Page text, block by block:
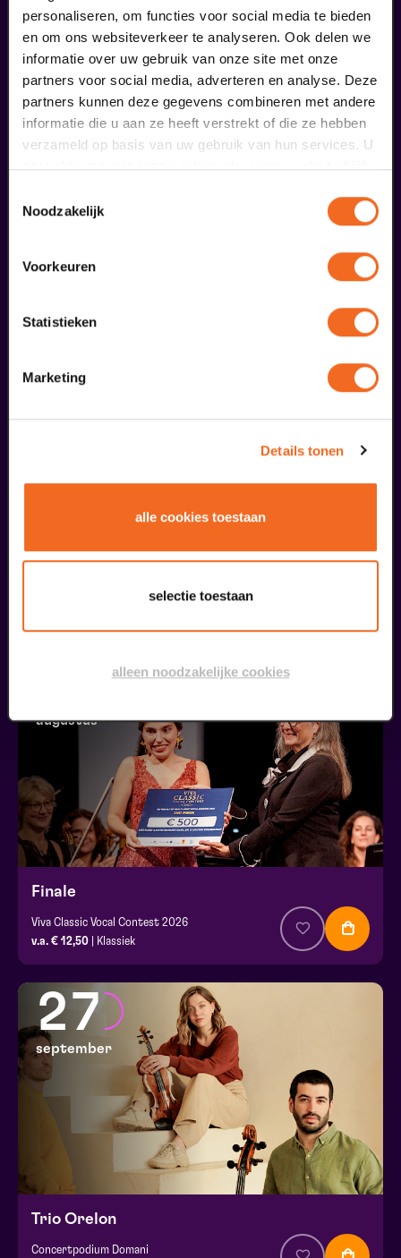
personaliseren, om functies voor social media te bieden
en om ons websiteverkeer te analyseren. Ook delen we
informatie over uw gebruik van onze site met onze
partners voor social media, adverteren en analyse. Deze
partners kunnen deze gegevens combineren met andere
informatie die u aan ze heeft verstrekt of die ze hebben
verzameld op basis van uw gebruik van hun services. U
gaat akkoord met onze cookies als u onze website blijft
Noodzakelijk
Voorkeuren
Statistieken
Marketing
Details tonen
alle cookies toestaan
selectie toestaan
alleen noodzakelijke cookies
Begin bij SIN
29
Openbare Masterclass
Viva Classic Vocal Contest 2026
augustus
Finale
Viva Classic Vocal Contest 2026
v.a. € 12,50 | Klassiek
27
september
Trio Orelon
Concertpodium Domani